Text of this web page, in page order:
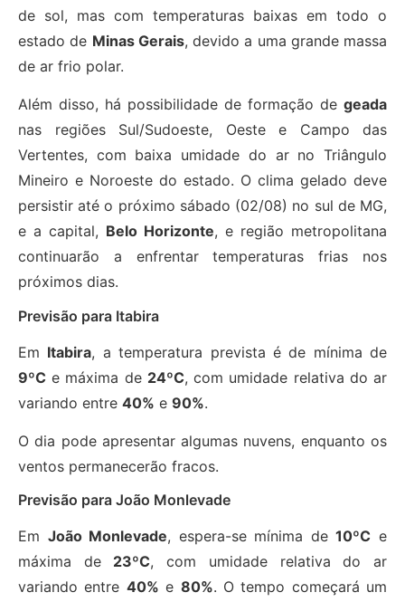
de sol, mas com temperaturas baixas em todo o
estado de Minas Gerais, devido a uma grande massa
de ar frio polar.
Além disso, há possibilidade de formação de geada
nas regiões Sul/Sudoeste, Oeste e Campo das
Vertentes, com baixa umidade do ar no Triângulo
Mineiro e Noroeste do estado. O clima gelado deve
persistir até o próximo sábado (02/08) no sul de MG,
e a capital, Belo Horizonte, e região metropolitana
continuarão a enfrentar temperaturas frias nos
próximos dias.
Previsão para Itabira
Em Itabira, a temperatura prevista é de mínima de
9ºC e máxima de 24ºC, com umidade relativa do ar
variando entre 40% e 90%.
O dia pode apresentar algumas nuvens, enquanto os
ventos permanecerão fracos.
Previsão para João Monlevade
Em João Monlevade, espera-se mínima de10ºC e
máxima de 23ºC, com umidade relativa do ar
variando entre 40% e 80%. O tempo começará um